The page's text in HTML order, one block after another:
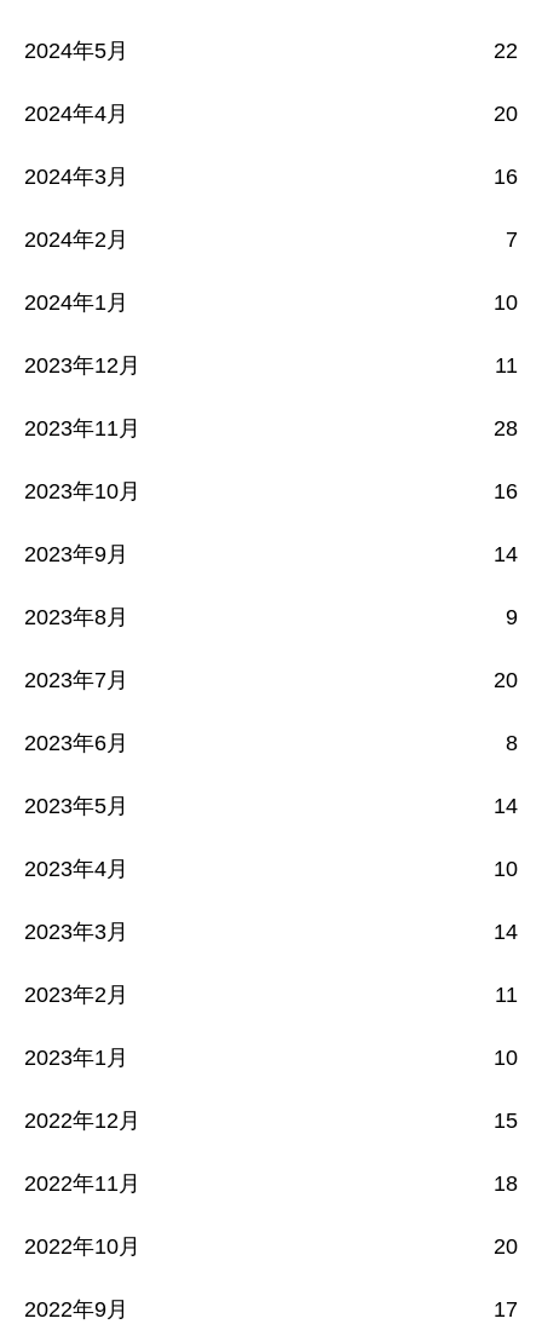
2024年5月 22
2024年4月 20
2024年3月 16
2024年2月 7
2024年1月 10
2023年12月 11
2023年11月 28
2023年10月 16
2023年9月 14
2023年8月 9
2023年7月 20
2023年6月 8
2023年5月 14
2023年4月 10
2023年3月 14
2023年2月 11
2023年1月 10
2022年12月 15
2022年11月 18
2022年10月 20
2022年9月 17